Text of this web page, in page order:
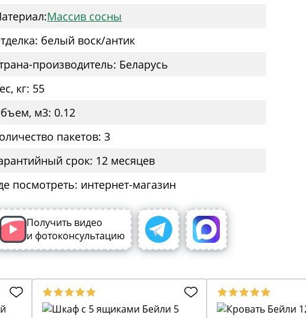
Массив сосны
белый воск/антик
производитель: Беларусь
кг: 55
м3: 0.12
пакетов: 3
срок: 12 месяцев
посмотреть: интернет-магазин
Получить видео
и фотоконсультацию